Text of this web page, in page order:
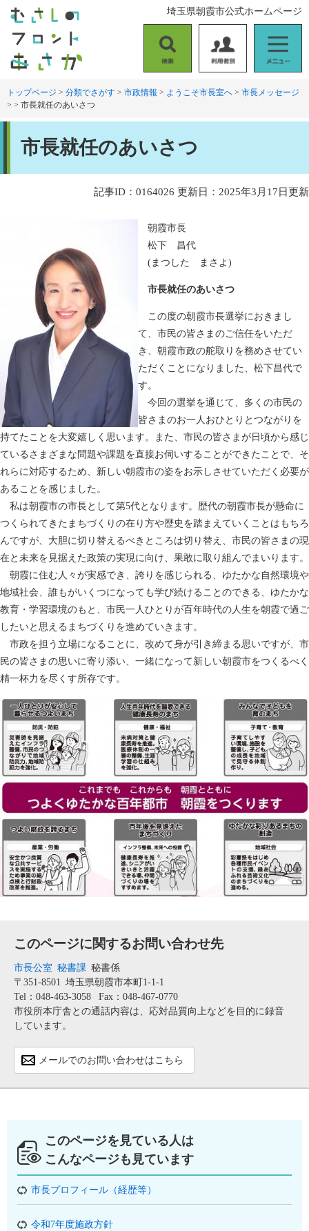
す
。
し
て
索
用
者
ニ
ュ
埼玉県朝霞市公式ホームページ
トップページ > 分類でさがす > 市政情報 > ようこそ市長室へ > 市長メッセージ
> > 市長就任のあいさつ
市長就任のあいさつ
記事ID：0164026 更新日：2025年3月17日更新
朝霞市長
松下 昌代
(まつした まさよ)
市長就任のあいさつ​
この度の朝霞市長選挙におきまし
て、市民の皆さまのご信任をいただ
き、朝霞市政の舵取りを務めさせてい
ただくことになりました、松下昌代で
す。
今回の選挙を通じて、多くの市民の
皆さまのお一人おひとりとつながりを
持てたことを大変嬉しく思います。また、市民の皆さまが日頃から感じ
ているさまざまな問題や課題を直接お伺いすることができたことで、そ
れらに対応するため、新しい朝霞市の姿をお示しさせていただく必要が
あることを感じました。
私は朝霞市の市長として第5代となります。歴代の朝霞市長が懸命に
つくられてきたまちづくりの在り方や歴史を踏まえていくことはもちろ
んですが、大胆に切り替えるべきところは切り替え、市民の皆さまの現
在と未来を見据えた政策の実現に向け、果敢に取り組んでまいります。
朝霞に住む人々が実感でき、誇りを感じられる、ゆたかな自然環境や
地域社会、誰もがいくつになっても学び続けることのできる、ゆたかな
教育・学習環境のもと、市民一人ひとりが百年時代の人生を朝霞で過ご
したいと思えるまちづくりを進めていきます。
市政を担う立場になることに、改めて身が引き締まる思いですが、市
民の皆さまの思いに寄り添い、一緒になって新しい朝霞市をつくるべく
精一杯力を尽くす所存です。
このページに関するお問い合わせ先
市長公室 秘書課 秘書係
〒351-8501 埼玉県朝霞市本町1-1-1
Tel：048-463-3058
Fax：048-467-0770
市役所本庁舎との通話内容は、応対品質向上などを目的に録音
しています。
メールでのお問い合わせはこちら
このページを見ている人は
こんなページも見ています
市長プロフィール（経歴等）
令和7年度施政方針